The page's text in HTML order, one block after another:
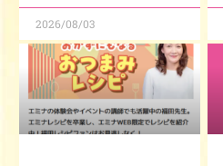
2026/08/03